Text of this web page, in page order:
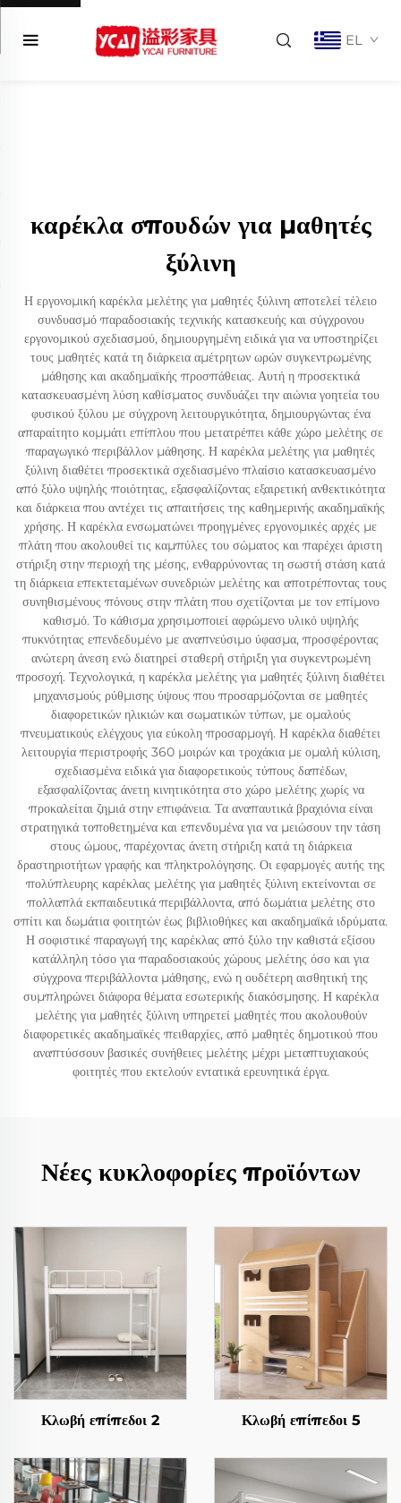
EL
καρέκλα σπουδών για μαθητές
ξύλινη
Η εργονομική καρέκλα μελέτης για μαθητές ξύλινη αποτελεί τέλειο
συνδυασμό παραδοσιακής τεχνικής κατασκευής και σύγχρονου
εργονομικού σχεδιασμού, δημιουργημένη ειδικά για να υποστηρίζει
τους μαθητές κατά τη διάρκεια αμέτρητων ωρών συγκεντρωμένης
μάθησης και ακαδημαϊκής προσπάθειας. Αυτή η προσεκτικά
κατασκευασμένη λύση καθίσματος συνδυάζει την αιώνια γοητεία του
φυσικού ξύλου με σύγχρονη λειτουργικότητα, δημιουργώντας ένα
απαραίτητο κομμάτι επίπλου που μετατρέπει κάθε χώρο μελέτης σε
παραγωγικό περιβάλλον μάθησης. Η καρέκλα μελέτης για μαθητές
ξύλινη διαθέτει προσεκτικά σχεδιασμένο πλαίσιο κατασκευασμένο
από ξύλο υψηλής ποιότητας, εξασφαλίζοντας εξαιρετική ανθεκτικότητα
και διάρκεια που αντέχει τις απαιτήσεις της καθημερινής ακαδημαϊκής
χρήσης. Η καρέκλα ενσωματώνει προηγμένες εργονομικές αρχές με
πλάτη που ακολουθεί τις καμπύλες του σώματος και παρέχει άριστη
στήριξη στην περιοχή της μέσης, ενθαρρύνοντας τη σωστή στάση κατά
τη διάρκεια επεκτεταμένων συνεδριών μελέτης και αποτρέποντας τους
συνηθισμένους πόνους στην πλάτη που σχετίζονται με τον επίμονο
καθισμό. Το κάθισμα χρησιμοποιεί αφρώμενο υλικό υψηλής
πυκνότητας επενδεδυμένο με αναπνεύσιμο ύφασμα, προσφέροντας
ανώτερη άνεση ενώ διατηρεί σταθερή στήριξη για συγκεντρωμένη
προσοχή. Τεχνολογικά, η καρέκλα μελέτης για μαθητές ξύλινη διαθέτει
μηχανισμούς ρύθμισης ύψους που προσαρμόζονται σε μαθητές
διαφορετικών ηλικιών και σωματικών τύπων, με ομαλούς
πνευματικούς ελέγχους για εύκολη προσαρμογή. Η καρέκλα διαθέτει
λειτουργία περιστροφής 360 μοιρών και τροχάκια με ομαλή κύλιση,
σχεδιασμένα ειδικά για διαφορετικούς τύπους δαπέδων,
εξασφαλίζοντας άνετη κινητικότητα στο χώρο μελέτης χωρίς να
προκαλείται ζημιά στην επιφάνεια. Τα αναπαυτικά βραχιόνια είναι
στρατηγικά τοποθετημένα και επενδυμένα για να μειώσουν την τάση
στους ώμους, παρέχοντας άνετη στήριξη κατά τη διάρκεια
δραστηριοτήτων γραφής και πληκτρολόγησης. Οι εφαρμογές αυτής της
πολύπλευρης καρέκλας μελέτης για μαθητές ξύλινη εκτείνονται σε
πολλαπλά εκπαιδευτικά περιβάλλοντα, από δωμάτια μελέτης στο
σπίτι και δωμάτια φοιτητών έως βιβλιοθήκες και ακαδημαϊκά ιδρύματα.
Η σοφιστικέ παραγωγή της καρέκλας από ξύλο την καθιστά εξίσου
κατάλληλη τόσο για παραδοσιακούς χώρους μελέτης όσο και για
σύγχρονα περιβάλλοντα μάθησης, ενώ η ουδέτερη αισθητική της
συμπληρώνει διάφορα θέματα εσωτερικής διακόσμησης. Η καρέκλα
μελέτης για μαθητές ξύλινη υπηρετεί μαθητές που ακολουθούν
διαφορετικές ακαδημαϊκές πειθαρχίες, από μαθητές δημοτικού που
αναπτύσσουν βασικές συνήθειες μελέτης μέχρι μεταπτυχιακούς
φοιτητές που εκτελούν εντατικά ερευνητικά έργα.
Νέες κυκλοφορίες προϊόντων
Κλωβή επίπεδοι 2 Κλωβή επίπεδοι 5